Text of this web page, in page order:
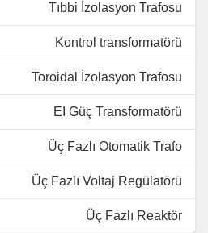
Tıbbi İzolasyon Trafosu
Kontrol transformatörü
Toroidal İzolasyon Trafosu
EI Güç Transformatörü
Üç Fazlı Otomatik Trafo
Üç Fazlı Voltaj Regülatörü
Üç Fazlı Reaktör